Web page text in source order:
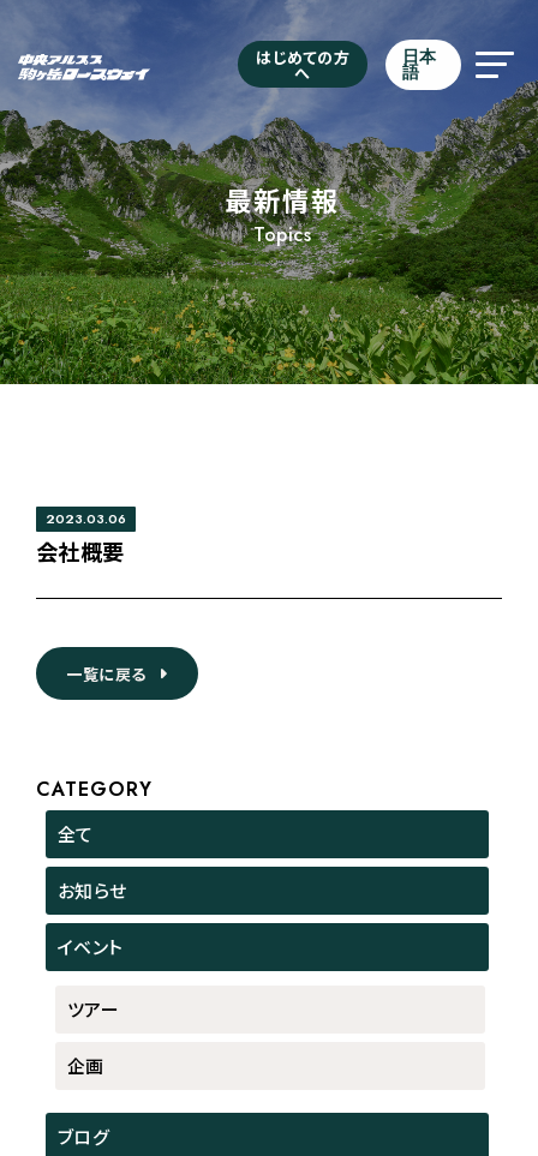
はじめての方
へ
日本
語
最新情報
Topics
2023.03.06
会社概要
一覧に戻る
CATEGORY
全て
お知らせ
イベント
ツアー
企画
ブログ